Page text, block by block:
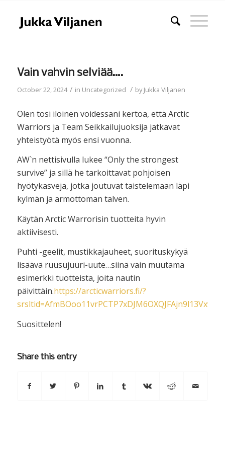
Vain vahvin selviää….
October 22, 2024 / in Uncategorized / byJukka Viljanen
Olen tosi iloinen voidessani kertoa, että Arctic
Warriors ja Team Seikkailujuoksija jatkavat
yhteistyötä myös ensi vuonna.
AW`n nettisivulla lukee “Only the strongest
survive” ja sillä he tarkoittavat pohjoisen
hyötykasveja, jotka joutuvat taistelemaan läpi
kylmän ja armottoman talven.
Käytän Arctic Warrorisin tuotteita hyvin
aktiivisesti.
Puhti -geelit, mustikkajauheet, suorituskykyä
lisäävä ruusujuuri-uute…siinä vain muutama
esimerkki tuotteista, joita nautin
päivittäin.https://arcticwarriors.fi/?
Suosittelen!
Share this entry